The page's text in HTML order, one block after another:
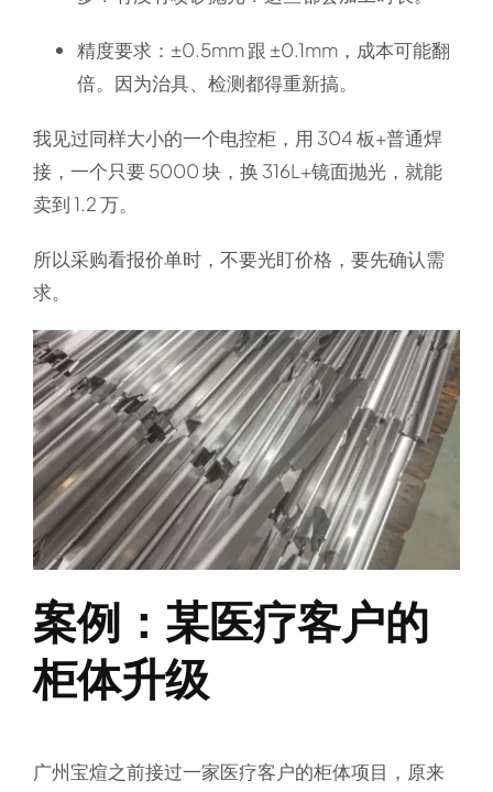
精度要求 ：±0.5mm 跟 ±0.1mm，成本可能翻
倍。因为治具、检测都得重新搞。
我见过同样大小的一个电控柜，用 304 板+普通焊
接，一个只要 5000 块，换 316L+镜面抛光，就能
卖到 1.2 万。
所以采购看报价单时，不要光盯价格，要先确认需
求。
案例：某医疗客户的
柜体升级
广州宝煊之前接过一家医疗客户的柜体项目，原来